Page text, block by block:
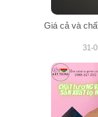
Giá cả và
31-